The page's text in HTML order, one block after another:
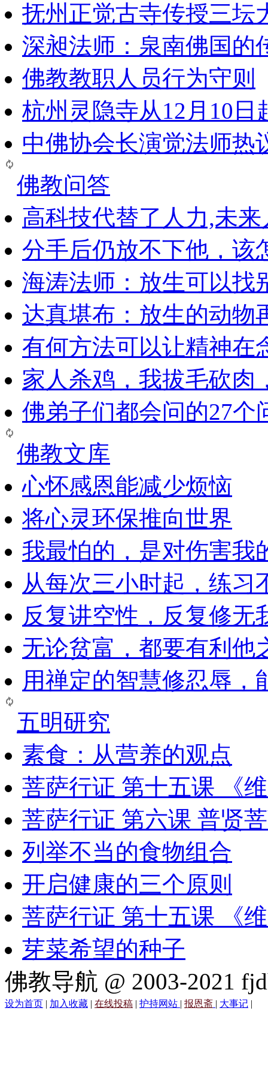
抚州正觉古寺传授三坛
深昶法师：泉南佛国的
佛教教职人员行为守则
杭州灵隐寺从12月10日
中佛协会长演觉法师热
佛教问答
高科技代替了人力,未
分手后仍放不下他，该
海涛法师：放生可以找
达真堪布：放生的动物
有何方法可以让精神在
家人杀鸡，我拔毛砍肉
佛弟子们都会问的27个
佛教文库
心怀感恩能减少烦恼
将心灵环保推向世界
我最怕的，是对伤害我
从每次三小时起，练习
反复讲空性，反复修无
无论贫富，都要有利他
用禅定的智慧修忍辱，
五明研究
素食：从营养的观点
菩萨行证 第十五课 《
菩萨行证 第六课 普贤
列举不当的食物组合
开启健康的三个原则
菩萨行证 第十五课 《
芽菜希望的种子
佛教导航 @ 2003-2021
设为首页 | 加入收藏 | 在线投稿 | 护持网站 | 报恩斋 | 大事记 |